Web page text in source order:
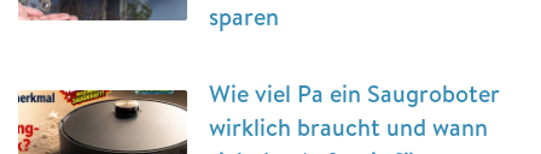
sparen
Wie viel Pa ein Saugroboter
wirklich braucht und wann